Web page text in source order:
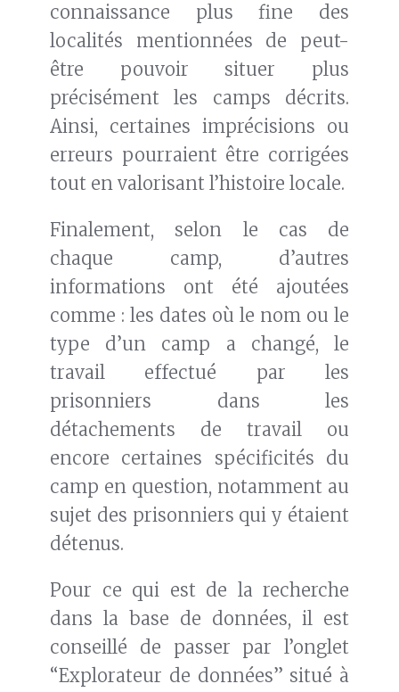
connaissance plus fine des
localités mentionnées de peut-
être pouvoir situer plus
précisément les camps décrits.
Ainsi, certaines imprécisions ou
erreurs pourraient être corrigées
tout en valorisant l’histoire locale.
Finalement, selon le cas de
chaque camp, d’autres
informations ont été ajoutées
comme : les dates où le nom ou le
type d’un camp a changé, le
travail effectué par les
prisonniers dans les
détachements de travail ou
encore certaines spécificités du
camp en question, notamment au
sujet des prisonniers qui y étaient
détenus.
Pour ce qui est de la recherche
dans la base de données, il est
conseillé de passer par l’onglet
“Explorateur de données” situé à